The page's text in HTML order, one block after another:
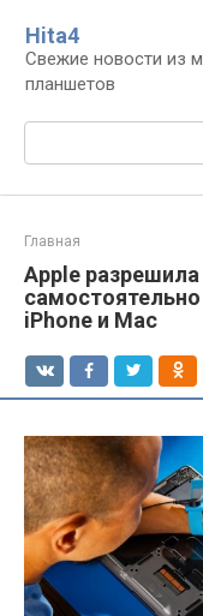
контенту
Нita4
Свежие новости из
планшетов
Поиск:
Главная
Apple
iPhone и Mac